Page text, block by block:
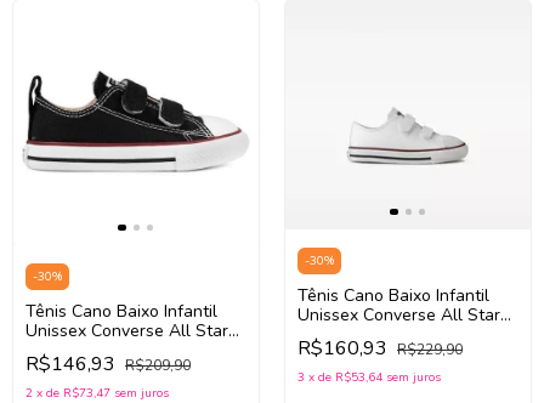
-30%
Tênis Cano Baixo Infantil
Unissex Converse All Star
CK1041 (Preto) Tecido
R$146,93 R$209,90
2 x de R$73,47 sem juros
-30%
Tênis Cano Baixo Infantil
Unissex Converse All Star
CK0418 (Branco) Couro
Sintético
R$160,93 R$229,90
3 x de R$53,64 sem juros